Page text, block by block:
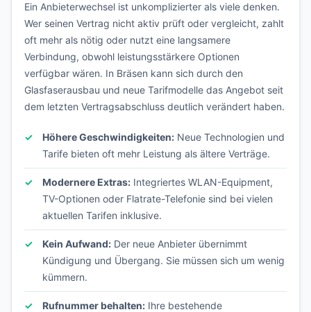
Ein Anbieterwechsel ist unkomplizierter als viele denken.
Wer seinen Vertrag nicht aktiv prüft oder vergleicht, zahlt
oft mehr als nötig oder nutzt eine langsamere
Verbindung, obwohl leistungsstärkere Optionen
verfügbar wären. In Bräsen kann sich durch den
Glasfaserausbau und neue Tarifmodelle das Angebot seit
dem letzten Vertragsabschluss deutlich verändert haben.
Höhere Geschwindigkeiten: Neue Technologien und
Tarife bieten oft mehr Leistung als ältere Verträge.
Modernere Extras: Integriertes WLAN-Equipment,
TV-Optionen oder Flatrate-Telefonie sind bei vielen
aktuellen Tarifen inklusive.
Kein Aufwand: Der neue Anbieter übernimmt
Kündigung und Übergang. Sie müssen sich um wenig
kümmern.
Rufnummer behalten: Ihre bestehende